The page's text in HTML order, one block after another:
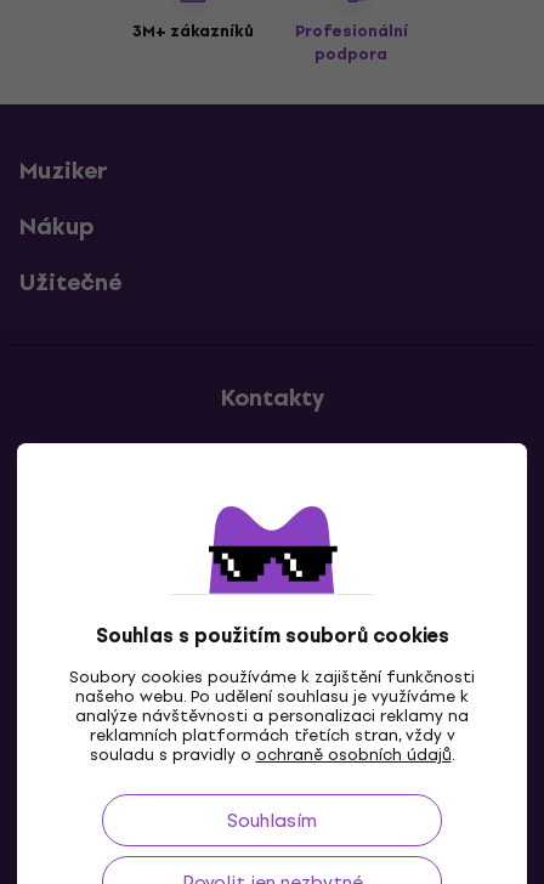
Souhlas s použitím souborů cookies
Soubory cookies používáme k zajištění funkčnosti
našeho webu. Po udělení souhlasu je využíváme k
analýze návštěvnosti a personalizaci reklamy na
reklamních platformách třetích stran, vždy v
souladu s pravidly o ochraně osobních údajů.
Souhlasím
3M+ zákazníků
Profesionální
podpora
Muziker
Nákup
Užitečné
Kontakty
CZ